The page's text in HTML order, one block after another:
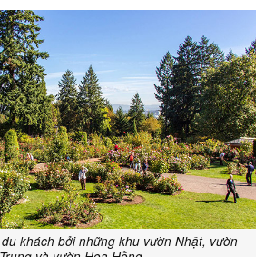
khách bởi những khu vườn Nhật, vườn